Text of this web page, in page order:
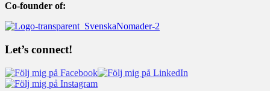
Co-founder of:
Let’s connect!